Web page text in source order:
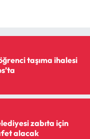
taşıma ihalesi
zabıta için
alacak